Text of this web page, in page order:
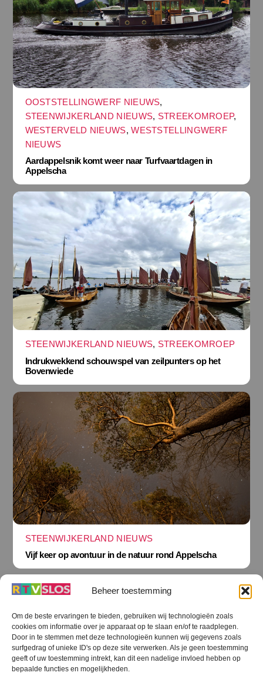
Beheer toestemming
Om de beste ervaringen te bieden, gebruiken wij technologieën zoals
cookies om informatie over je apparaat op te slaan en/of te raadplegen.
Door in te stemmen met deze technologieën kunnen wij gegevens zoals
surfgedrag of unieke ID's op deze site verwerken. Als je geen toestemming
geeft of uw toestemming intrekt, kan dit een nadelige invloed hebben op
bepaalde functies en mogelijkheden.
OOSTSTELLINGWERF NIEUWS,
STEENWIJKERLAND NIEUWS, STREEKOMROEP,
WESTERVELD NIEUWS,WESTSTELLINGWERF
NIEUWS
Aardappelsnik komt weer naar Turfvaartdagen in
Appelscha
STEENWIJKERLAND NIEUWS, STREEKOMROEP
Indrukwekkend schouwspel van zeilpunters op het
Bovenwiede
STEENWIJKERLAND NIEUWS
Vijf keer op avontuur in de natuur rond Appelscha
Terug
naar
boven
RTV SLOS